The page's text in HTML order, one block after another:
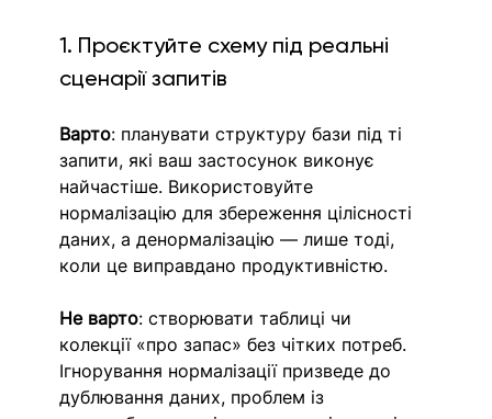
1. Проєктуйте схему під реальні
сценарії запитів
Варто: планувати структуру бази під ті
запити, які ваш застосунок виконує
найчастіше. Використовуйте
нормалізацію для збереження цілісності
даних, а денормалізацію — лише тоді,
коли це виправдано продуктивністю.
Не варто: створювати таблиці чи
колекції «про запас» без чітких потреб.
Ігнорування нормалізації призведе до
дублювання даних, проблем із